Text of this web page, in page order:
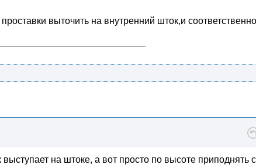
выточить на внутренний шток,и соответственно
на штоке, а вот просто по высоте приподнять